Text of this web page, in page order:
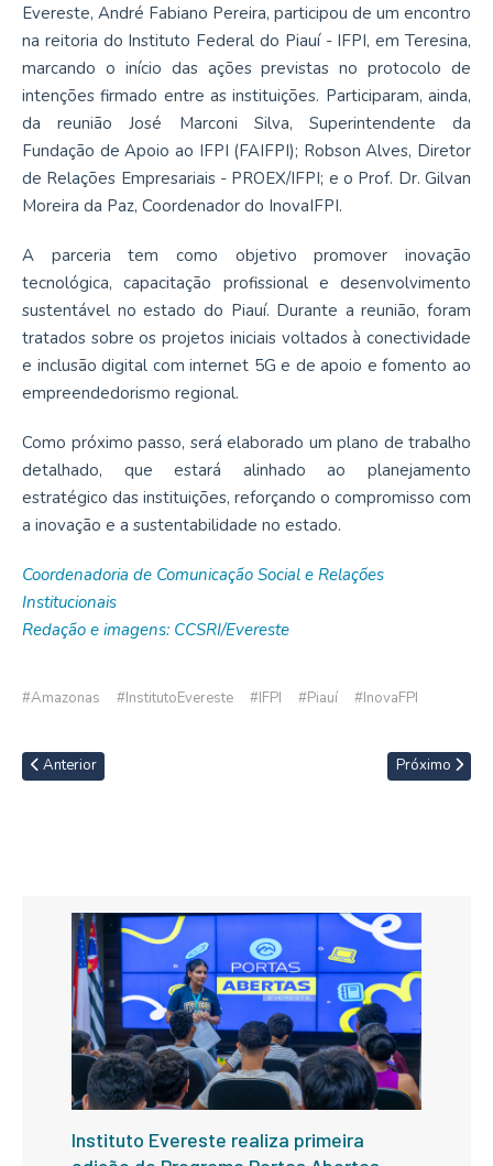
Evereste, André Fabiano Pereira, participou de um encontro
na reitoria do Instituto Federal do Piauí - IFPI, em Teresina,
marcando o início das ações previstas no protocolo de
intenções firmado entre as instituições. Participaram, ainda,
da reunião José Marconi Silva, Superintendente da
Fundação de Apoio ao IFPI (FAIFPI); Robson Alves, Diretor
de Relações Empresariais - PROEX/IFPI; e o Prof. Dr. Gilvan
Moreira da Paz, Coordenador do InovaIFPI.
A parceria tem como objetivo promover inovação
tecnológica, capacitação profissional e desenvolvimento
sustentável no estado do Piauí. Durante a reunião, foram
tratados sobre os projetos iniciais voltados à conectividade
e inclusão digital com internet 5G e de apoio e fomento ao
empreendedorismo regional.
Como próximo passo, será elaborado um plano de trabalho
detalhado, que estará alinhado ao planejamento
estratégico das instituições, reforçando o compromisso com
a inovação e a sustentabilidade no estado.
Coordenadoria de Comunicação Social e Relações
Institucionais
Redação e imagens: CCSRI/Evereste
#Amazonas #InstitutoEvereste #IFPI #Piauí #InovaFPI
Anterior Próximo
Instituto Evereste realiza primeira